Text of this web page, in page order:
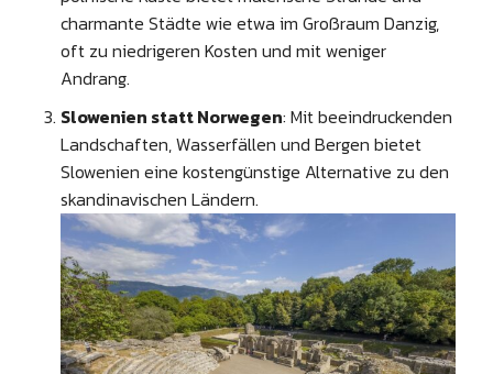
charmante Städte wie etwa im Großraum Danzig,
oft zu niedrigeren Kosten und mit weniger
Andrang.
Slowenien statt Norwegen: Mit beeindruckenden
Landschaften, Wasserfällen und Bergen bietet
Slowenien eine kostengünstige Alternative zu den
skandinavischen Ländern.